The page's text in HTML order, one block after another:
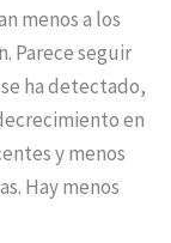
menos a los
Parece seguir
ha detectado,
en
y menos
Hay menos